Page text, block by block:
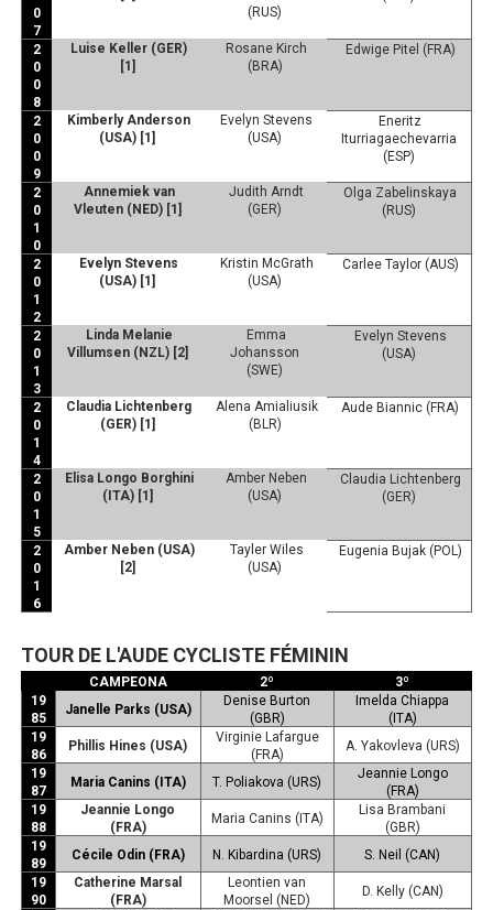
0
7
(RUS)
2
0
0
8
Luise Keller (GER)
[1]
Rosane Kirch
(BRA)
Edwige Pitel (FRA)
2
0
0
9
Kimberly Anderson
(USA) [1]
Evelyn Stevens
(USA)
Eneritz
Iturriagaechevarria
(ESP)
2
0
1
0
Annemiek van
Vleuten (NED) [1]
Judith Arndt
(GER)
Olga Zabelinskaya
(RUS)
2
0
1
2
Evelyn Stevens
(USA) [1]
Kristin McGrath
(USA)
Carlee Taylor (AUS)
2
0
1
3
Linda Melanie
Villumsen (NZL) [2]
Emma
Johansson
(SWE)
Evelyn Stevens
(USA)
2
0
1
4
Claudia Lichtenberg
(GER) [1]
Alena Amialiusik
(BLR)
Aude Biannic (FRA)
2
0
1
5
Elisa Longo Borghini
(ITA) [1]
Amber Neben
(USA)
Claudia Lichtenberg
(GER)
2
0
1
6
Amber Neben (USA)
[2]
Tayler Wiles
(USA)
Eugenia Bujak (POL)
TOUR DE L'AUDE CYCLISTE FÉMININ
CAMPEONA 2º
3º
19
85
Janelle Parks (USA)
Denise Burton
(GBR)
Imelda Chiappa
(ITA)
19
86
Phillis Hines (USA)
Virginie Lafargue
(FRA)
A. Yakovleva (URS)
19
87
Maria Canins (ITA) T. Poliakova (URS)
Jeannie Longo
(FRA)
19
88
Jeannie Longo
(FRA)
Maria Canins (ITA)
Lisa Brambani
(GBR)
19
89
Cécile Odin (FRA) N. Kibardina (URS)
S. Neil (CAN)
19
90
Catherine Marsal
(FRA)
Leontien van
Moorsel (NED)
D. Kelly (CAN)